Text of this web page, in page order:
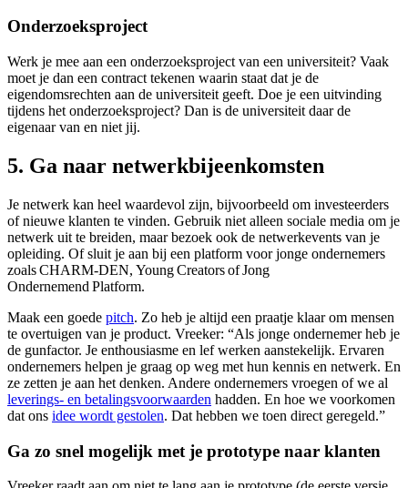
Onderzoeksproject
Werk je mee aan een onderzoeksproject van een universiteit? Vaak
moet je dan een contract tekenen waarin staat dat je de
eigendomsrechten aan de universiteit geeft. Doe je een uitvinding
tijdens het onderzoeksproject? Dan is de universiteit daar de
eigenaar van en niet jij.
5. Ga naar netwerkbijeenkomsten
Je netwerk kan heel waardevol zijn, bijvoorbeeld om investeerders
of nieuwe klanten te vinden. Gebruik niet alleen sociale media om je
netwerk uit te breiden, maar bezoek ook de netwerkevents van je
opleiding. Of sluit je aan bij een platform voor jonge ondernemers
zoals CHARM-DEN, Young Creators of Jong
Ondernemend Platform.
Maak een goede pitch. Zo heb je altijd een praatje klaar om mensen
te overtuigen van je product. Vreeker: “Als jonge ondernemer heb je
de gunfactor. Je enthousiasme en lef werken aanstekelijk. Ervaren
ondernemers helpen je graag op weg met hun kennis en netwerk. En
ze zetten je aan het denken. Andere ondernemers vroegen of we al
leverings- en betalingsvoorwaarden hadden. En hoe we voorkomen
dat ons idee wordt gestolen. Dat hebben we toen direct geregeld.”
Ga zo snel mogelijk met je prototype naar klanten